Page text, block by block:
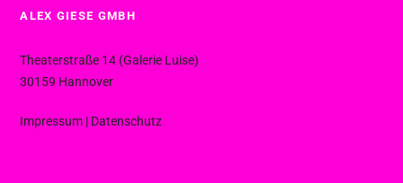
ALEX GIESE GMBH
Theaterstraße 14 (Galerie Luise)
30159 Hannover
Impressum | Datenschutz